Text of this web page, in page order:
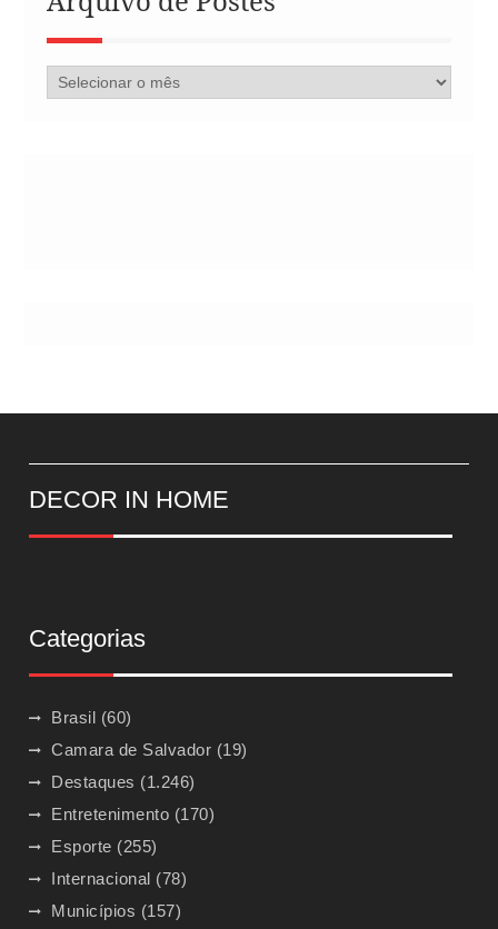
Arquivo
de
DECOR IN HOME
Categorias
Brasil (60)
Camara de Salvador (19)
Destaques (1.246)
Entretenimento (170)
Esporte (255)
Internacional (78)
Municípios (157)